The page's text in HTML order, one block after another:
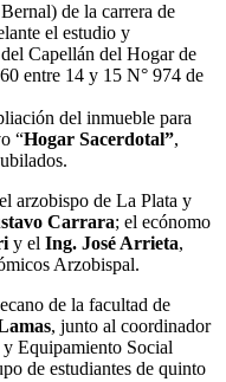
de la carrera de
el estudio y
Capellán del Hogar de
entre 14 y 15 N° 974 de
del inmueble para
“Hogar Sacerdotal”,
arzobispo de La Plata y
Carrara; el ecónomo
y el Ing. José Arrieta,
Arzobispal.
de la facultad de
, junto al coordinador
Equipamiento Social
de estudiantes de quinto